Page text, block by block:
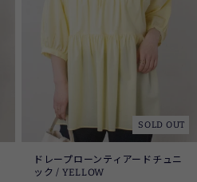
SOLD OUT
ドレープローンティアードチュニ
ック / YELLOW